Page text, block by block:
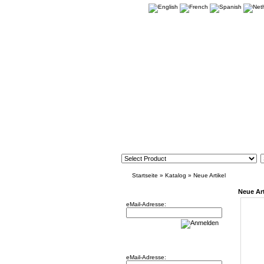
Startseite » Katalog » Neue Artikel
eMail-Adresse:
eMail-Adresse:
Neue